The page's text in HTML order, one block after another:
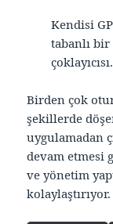
Kendisi
tabanlı
çoklayıcısı.
Birden çok
şekillerde
uygulamadan
devam etmesi
ve yönetim
kolaylaştırıyor.